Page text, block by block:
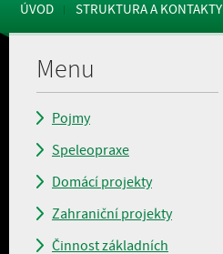
ÚVOD STRUKTURA A KONTAKTY
Menu
Pojmy
Speleopraxe
Domácí projekty
Zahraniční projekty
Činnost základních